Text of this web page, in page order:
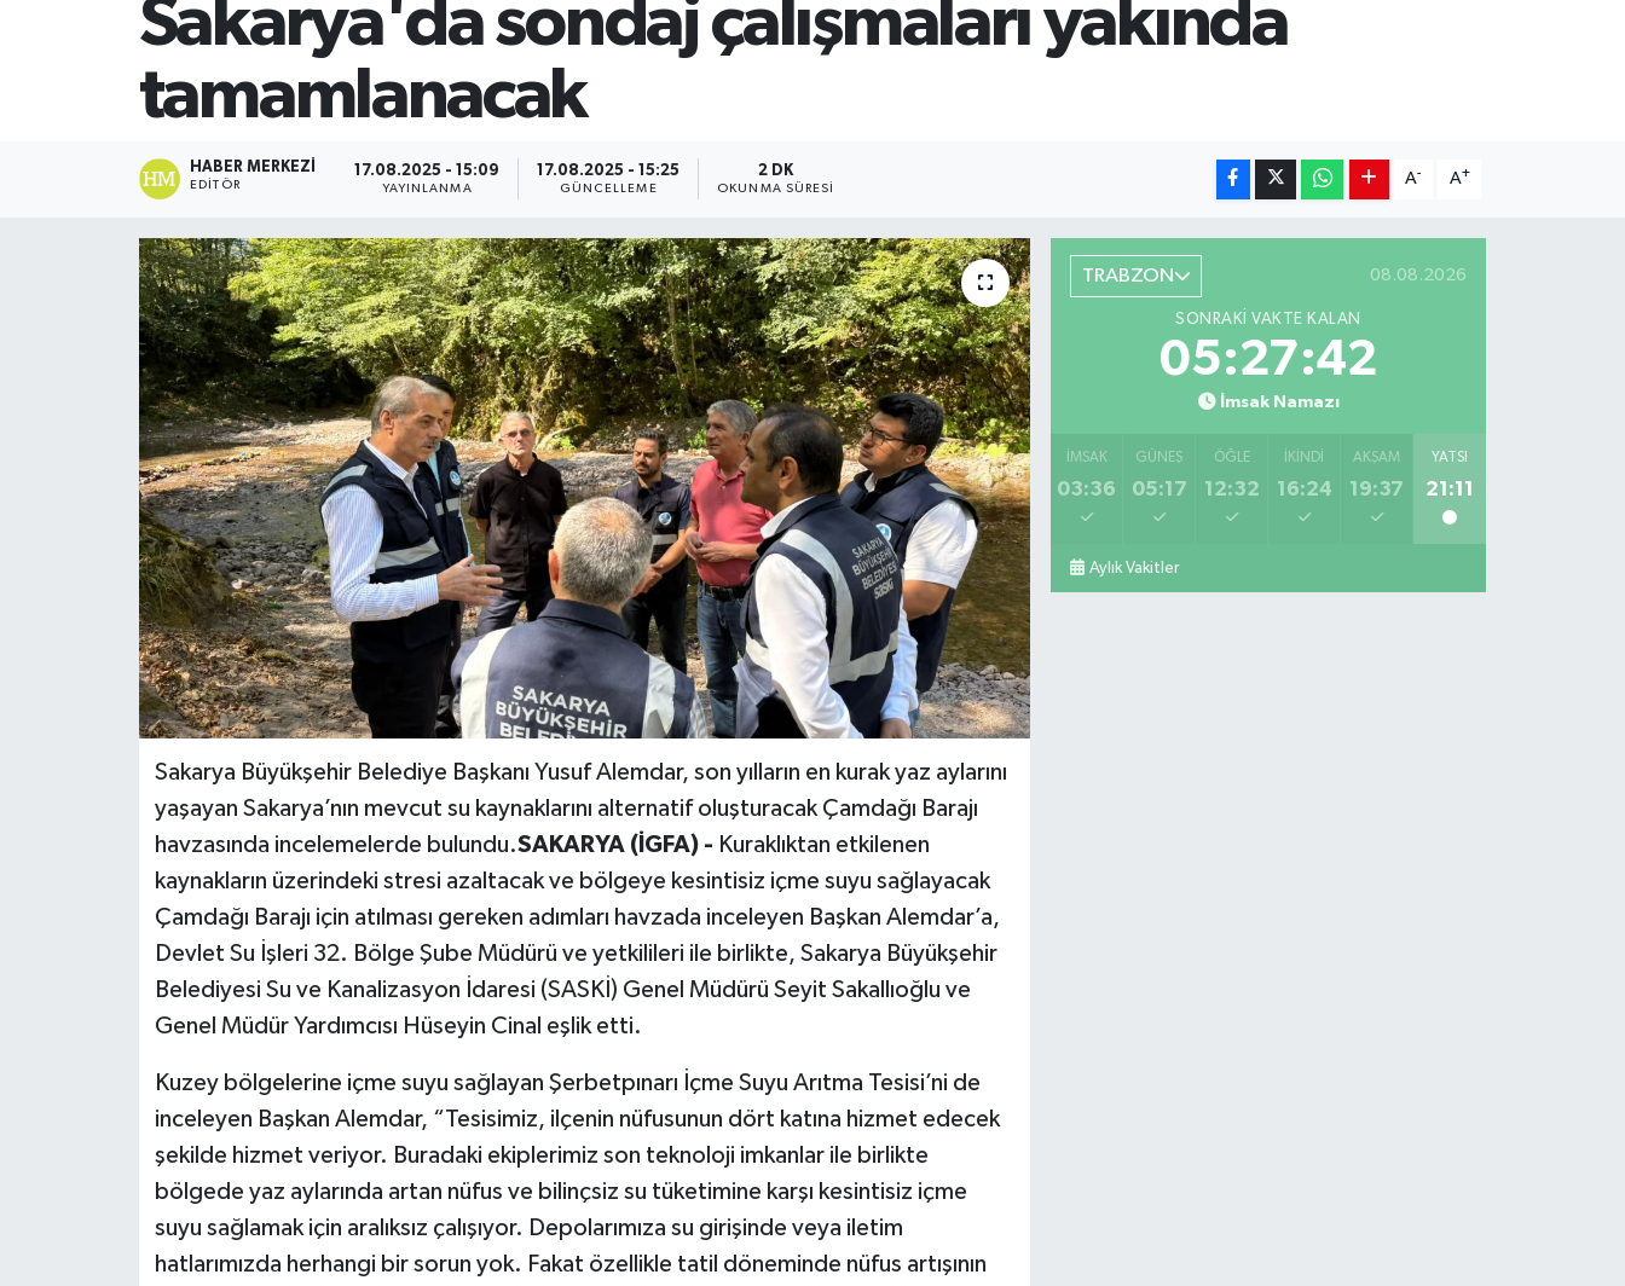
Sakarya'da sondaj çalışmaları yakında
tamamlanacak
HABER MERKEZI
EDITÖR
17.08.2025 - 15:09
YAYINLANMA
17.08.2025 - 15:25
GÜNCELLEME
2 DK
OKUNMA SÜRESI
A- A+
Sakarya Büyükşehir Belediye Başkanı Yusuf Alemdar, son yılların en kurak yaz aylarını
yaşayan Sakarya’nın mevcut su kaynaklarını alternatif oluşturacak Çamdağı Barajı
havzasında incelemelerde bulundu.SAKARYA (İGFA) - Kuraklıktan etkilenen
kaynakların üzerindeki stresi azaltacak ve bölgeye kesintisiz içme suyu sağlayacak
Çamdağı Barajı için atılması gereken adımları havzada inceleyen Başkan Alemdar’a,
Devlet Su İşleri 32. Bölge Şube Müdürü ve yetkilileri ile birlikte, Sakarya Büyükşehir
Belediyesi Su ve Kanalizasyon İdaresi (SASKİ) Genel Müdürü Seyit Sakallıoğlu ve
Genel Müdür Yardımcısı Hüseyin Cinal eşlik etti.
Kuzey bölgelerine içme suyu sağlayan Şerbetpınarı İçme Suyu Arıtma Tesisi’ni de
inceleyen Başkan Alemdar, “Tesisimiz, ilçenin nüfusunun dört katına hizmet edecek
şekilde hizmet veriyor. Buradaki ekiplerimiz son teknoloji imkanlar ile birlikte
bölgede yaz aylarında artan nüfus ve bilinçsiz su tüketimine karşı kesintisiz içme
suyu sağlamak için aralıksız çalışıyor. Depolarımıza su girişinde veya iletim
hatlarımızda herhangi bir sorun yok. Fakat özellikle tatil döneminde nüfus artışının
TRABZON 08.08.2026
SONRAKI VAKTE KALAN
05:27:41
İmsak Namazı
İMSAK
03:36
GÜNEŞ
05:17
ÖĞLE
12:32
İKINDI
16:24
AKŞAM
19:37
YATSI
21:11
Aylık Vakitler
SİYASET
Teknoloji
TRABZON